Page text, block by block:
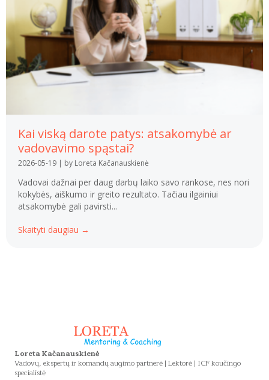
Kai viską darote patys: atsakomybė ar
vadovavimo spąstai?
2026-05-19| by Loreta Kačanauskienė
Vadovai dažnai per daug darbų laiko savo rankose, nes nori
kokybės, aiškumo ir greito rezultato. Tačiau ilgainiui
atsakomybė gali pavirsti...
Skaityti daugiau →
Loreta Kačanauskienė
Vadovų, ekspertų ir komandų augimo partnerė | Lektorė | ICF koučingo
specialistė